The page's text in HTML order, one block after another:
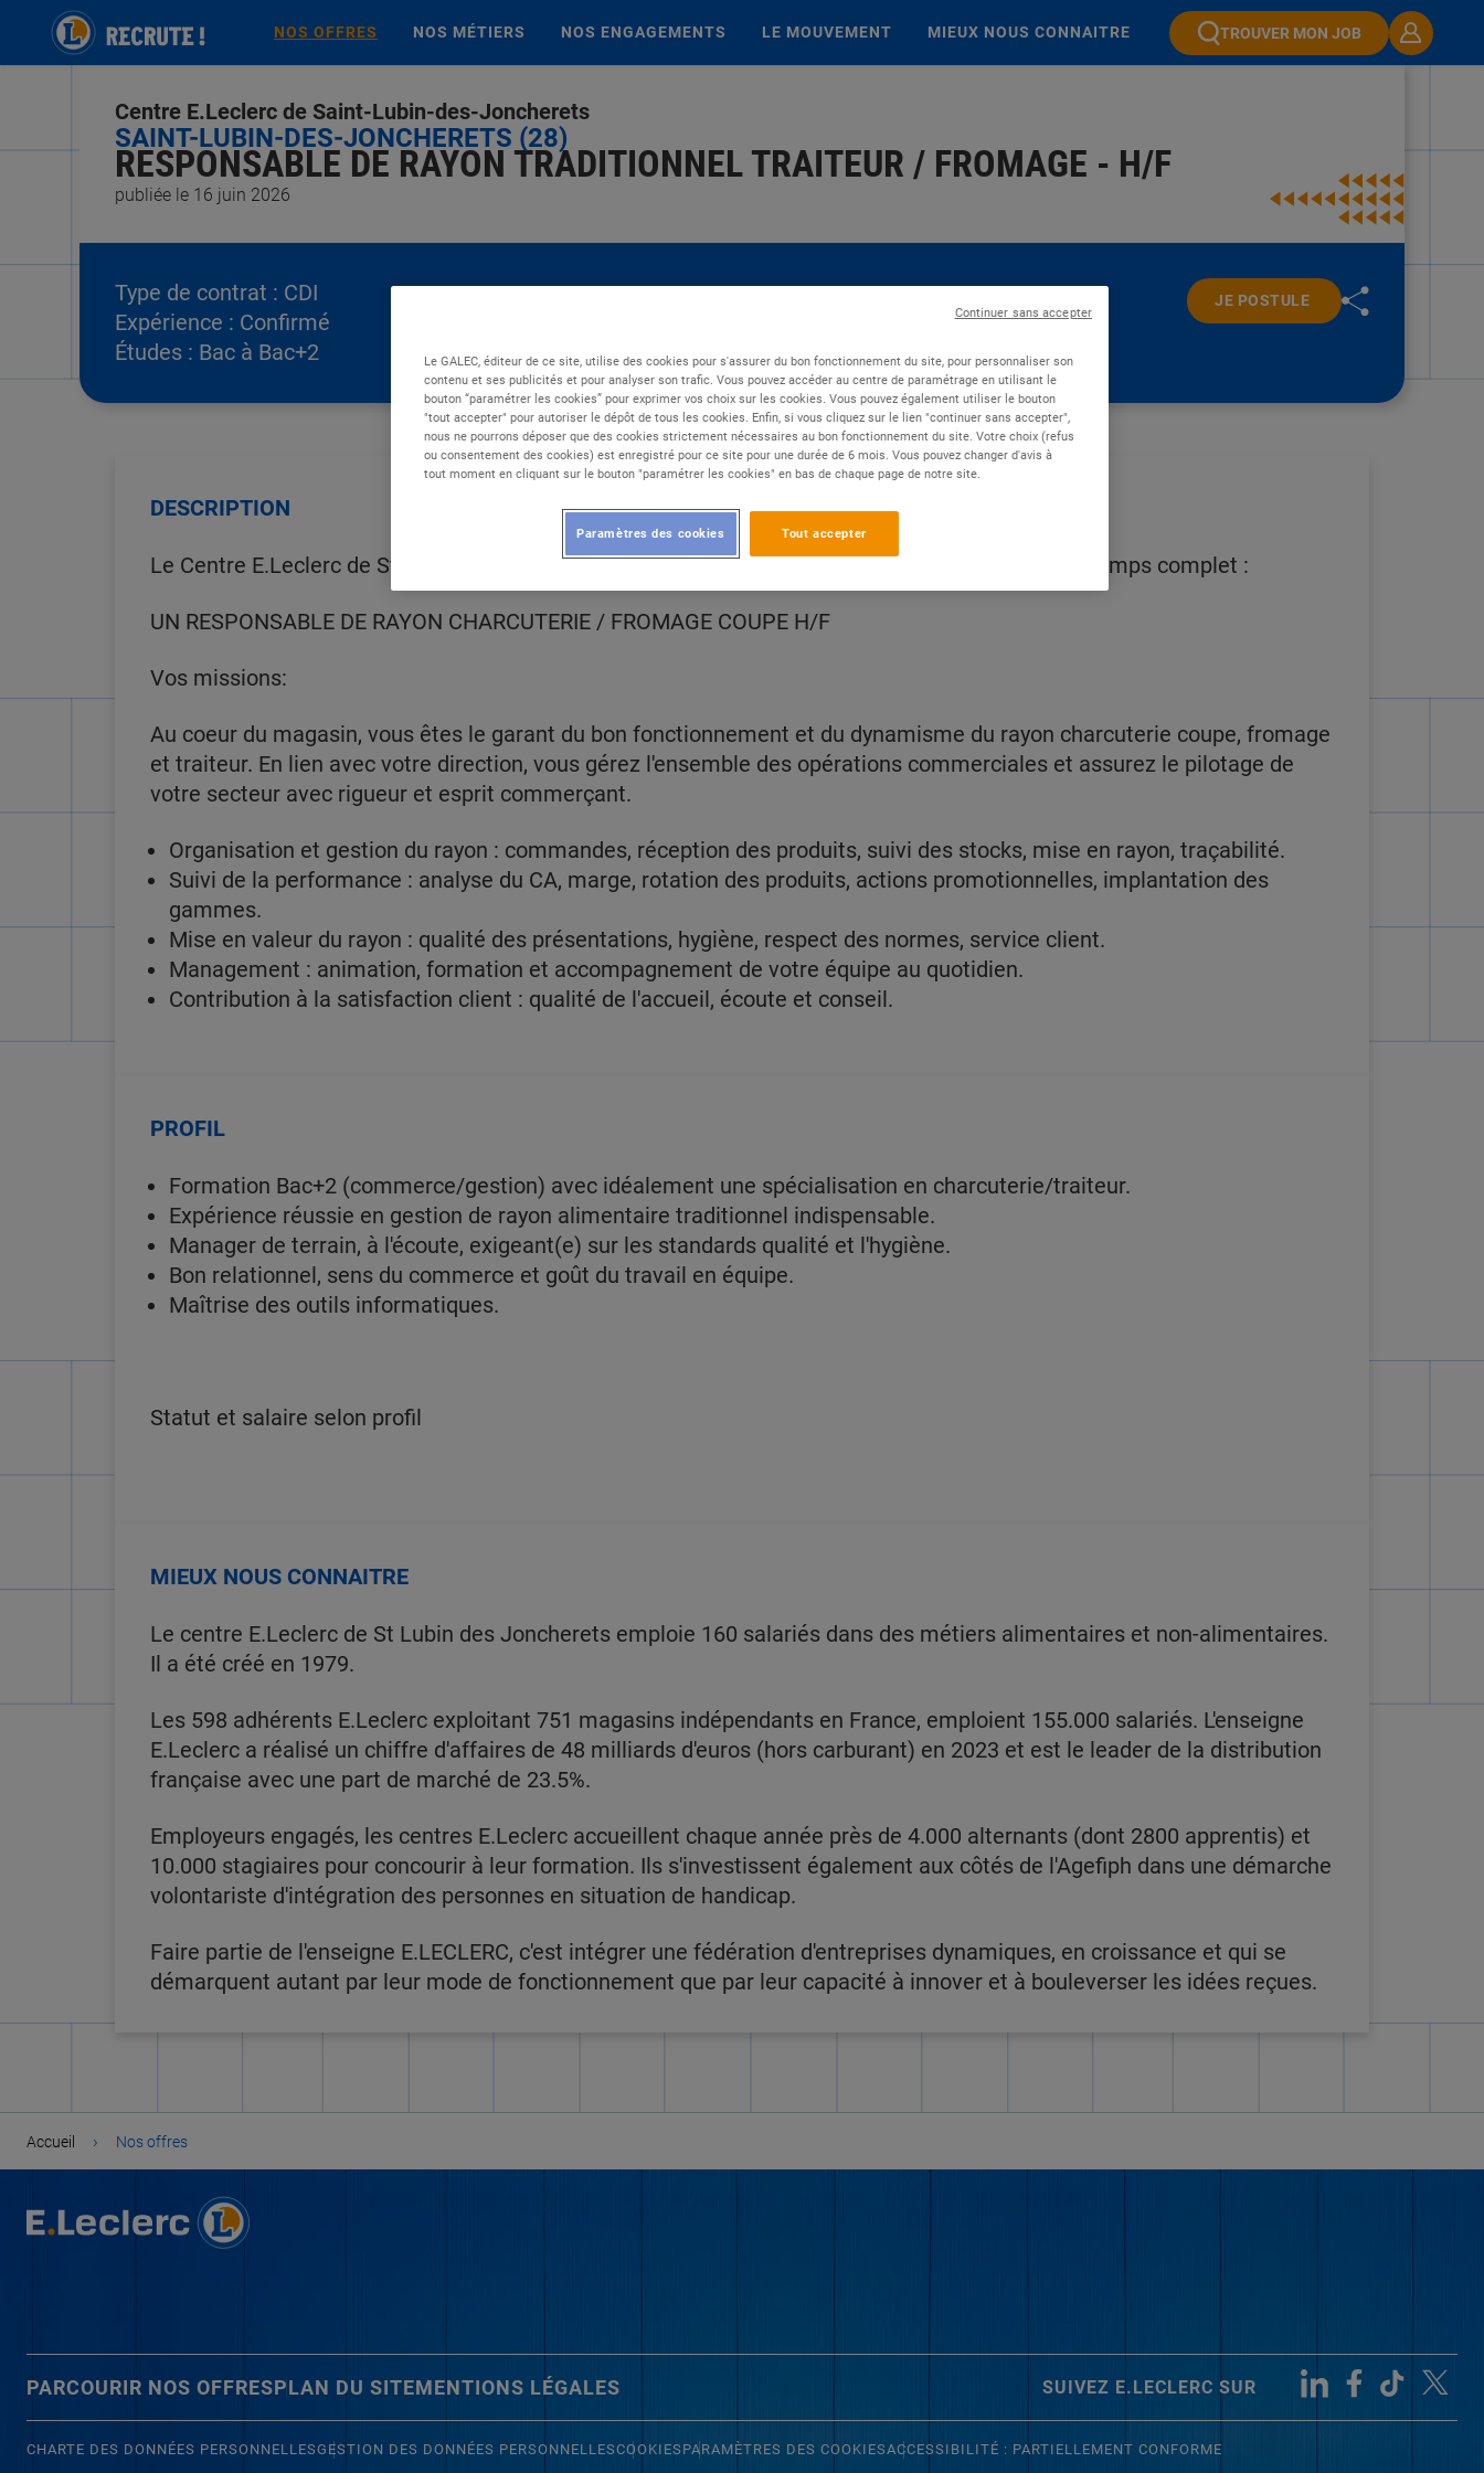
NOS OFFRES NOS MÉTIERS NOS ENGAGEMENTS LE MOUVEMENT MIEUX NOUS CONNAITRE TROUVER MON JOB
publiée le 16 juin 2026
RESPONSABLE DE RAYON TRADITIONNEL TRAITEUR / FROMAGE - H/F
SAINT-LUBIN-DES-JONCHERETS (28)
Centre E.Leclerc de Saint-Lubin-des-Joncherets
Type de contrat : CDI
Expérience : Confirmé
Études : Bac à Bac+2
JE POSTULE
DESCRIPTION
Le Centre E.Leclerc de St Lubin des Joncherets recherche en contrat à durée indéterminée et à temps complet :
UN RESPONSABLE DE RAYON CHARCUTERIE / FROMAGE COUPE H/F
Vos missions:
Au coeur du magasin, vous êtes le garant du bon fonctionnement et du dynamisme du rayon charcuterie coupe, fromage
et traiteur. En lien avec votre direction, vous gérez l'ensemble des opérations commerciales et assurez le pilotage de
votre secteur avec rigueur et esprit commerçant.
Organisation et gestion du rayon : commandes, réception des produits, suivi des stocks, mise en rayon, traçabilité.
Suivi de la performance : analyse du CA, marge, rotation des produits, actions promotionnelles, implantation des
gammes.
Mise en valeur du rayon : qualité des présentations, hygiène, respect des normes, service client.
Management : animation, formation et accompagnement de votre équipe au quotidien.
Contribution à la satisfaction client : qualité de l'accueil, écoute et conseil.
PROFIL
Formation Bac+2 (commerce/gestion) avec idéalement une spécialisation en charcuterie/traiteur.
Expérience réussie en gestion de rayon alimentaire traditionnel indispensable.
Manager de terrain, à l'écoute, exigeant(e) sur les standards qualité et l'hygiène.
Bon relationnel, sens du commerce et goût du travail en équipe.
Maîtrise des outils informatiques.
Statut et salaire selon profil
MIEUX NOUS CONNAITRE
Le centre E.Leclerc de St Lubin des Joncherets emploie 160 salariés dans des métiers alimentaires et non-alimentaires.
Il a été créé en 1979.
Les 598 adhérents E.Leclerc exploitant 751 magasins indépendants en France, emploient 155.000 salariés. L'enseigne
E.Leclerc a réalisé un chiffre d'affaires de 48 milliards d'euros (hors carburant) en 2023 et est le leader de la distribution
française avec une part de marché de 23.5%.
Employeurs engagés, les centres E.Leclerc accueillent chaque année près de 4.000 alternants (dont 2800 apprentis) et
10.000 stagiaires pour concourir à leur formation. Ils s'investissent également aux côtés de l'Agefiph dans une démarche
volontariste d'intégration des personnes en situation de handicap.
Faire partie de l'enseigne E.LECLERC, c'est intégrer une fédération d'entreprises dynamiques, en croissance et qui se
démarquent autant par leur mode de fonctionnement que par leur capacité à innover et à bouleverser les idées reçues.
Accueil › Nos offres
PARCOURIR NOS OFFRESPLAN DU SITEMENTIONS LÉGALES SUIVEZ E.LECLERC SUR
CHARTE DES DONNÉES PERSONNELLESGESTION DES DONNÉES PERSONNELLESCOOKIES PARAMÈTRES DES COOKIESACCESSIBILITÉ : PARTIELLEMENT CONFORME
Le GALEC, éditeur de ce site, utilise des cookies pour s'assurer du bon fonctionnement du site, pour personnaliser son
contenu et ses publicités et pour analyser son trafic. Vous pouvez accéder au centre de paramétrage en utilisant le
bouton “paramétrer les cookies” pour exprimer vos choix sur les cookies. Vous pouvez également utiliser le bouton
"tout accepter" pour autoriser le dépôt de tous les cookies. Enfin, si vous cliquez sur le lien "continuer sans accepter",
nous ne pourrons déposer que des cookies strictement nécessaires au bon fonctionnement du site. Votre choix (refus
ou consentement des cookies) est enregistré pour ce site pour une durée de 6 mois. Vous pouvez changer d'avis à
tout moment en cliquant sur le bouton "paramétrer les cookies" en bas de chaque page de notre site.
Tout accepter
Paramètres des cookies
Continuer sans accepter